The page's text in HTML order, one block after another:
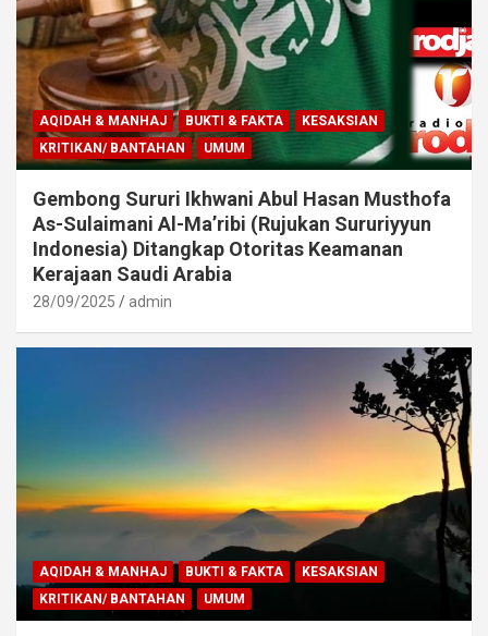
AQIDAH & MANHAJ BUKTI & FAKTA
KESAKSIAN
KRITIKAN/ BANTAHAN
UMUM
Gembong Sururi Ikhwani Abul Hasan Musthofa
As-Sulaimani Al-Ma’ribi (Rujukan Sururiyyun
Indonesia) Ditangkap Otoritas Keamanan
Kerajaan Saudi Arabia
28/09/2025 admin
AQIDAH & MANHAJ BUKTI & FAKTA
KESAKSIAN
KRITIKAN/ BANTAHAN
UMUM